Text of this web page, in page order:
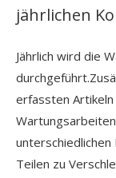
jährlichen
Jährlich wird die
erfassten
Teilen zu